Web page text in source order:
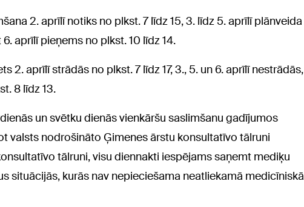
2. aprīlī notiks no plkst. 7 līdz 15, 3. līdz 5. aprīlī plānveida
aprīlī pieņems no plkst. 10 līdz 14.
2. aprīlī strādās no plkst. 7 līdz 17, 3., 5. un 6. aprīlī nestrādās,
8 līdz 13.
un svētku dienās vienkāršu saslimšanu gadījumos
valsts nodrošināto Ģimenes ārstu konsultatīvo tālruni
tālruni, visu diennakti iespējams saņemt mediķu
situācijās, kurās nav nepieciešama neatliekamā medicīniskā